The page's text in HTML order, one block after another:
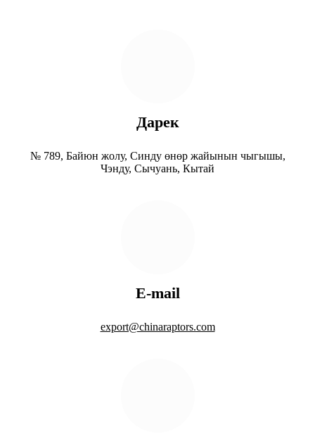
Дарек
№ 789, Байюн жолу, Синду өнөр жайынын чыгышы,
Чэнду, Сычуань, Кытай
E-mail
export@chinaraptors.com